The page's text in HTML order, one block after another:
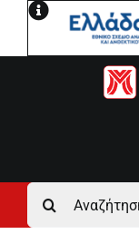
Μετάβαση
Αρχική
Αναζήτηση
για: